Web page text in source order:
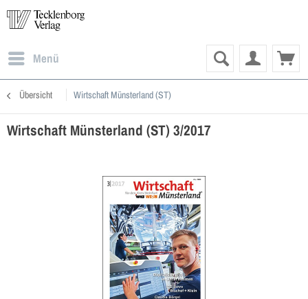
Menü
Übersicht Wirtschaft Münsterland (ST)
Wirtschaft Münsterland (ST) 3/2017